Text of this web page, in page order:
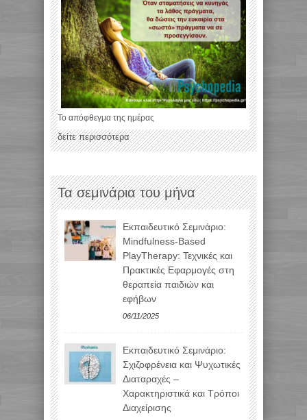
Το απόφθεγμα της ημέρας
δείτε περισσότερα
Τα σεμινάρια του μήνα
Εκπαιδευτικό Σεμινάριο:
Mindfulness-Based
PlayTherapy: Τεχνικές και
Πρακτικές Εφαρμογές στη
θεραπεία παιδιών και
εφήβων
06/11/2025
Εκπαιδευτικό Σεμινάριο:
Σχιζοφρένεια και Ψυχωτικές
Διαταραχές –
Χαρακτηριστικά και Τρόποι
Διαχείρισης